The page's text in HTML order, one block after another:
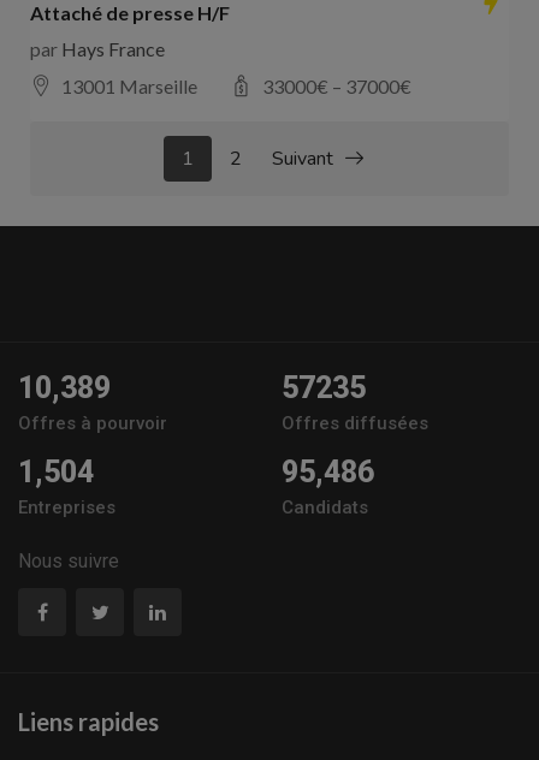
Attaché de presse H/F
par Hays France
13001 Marseille
33000€ – 37000€
1 2 Suivant
10,389
Offres à pourvoir
57235
Offres diffusées
1,504
Entreprises
95,486
Candidats
Nous suivre
Liens rapides